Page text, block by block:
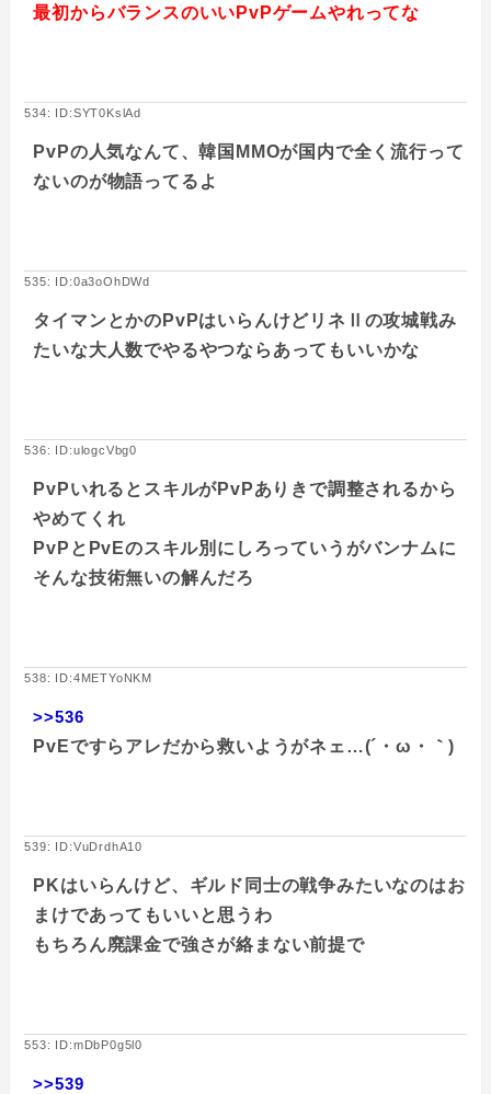
最初からバランスのいいPvPゲームやれってな
534: ID:SYT0KslAd
PvPの人気なんて、韓国MMOが国内で全く流行って
ないのが物語ってるよ
535: ID:0a3oOhDWd
タイマンとかのPvPはいらんけどリネⅡの攻城戦み
たいな大人数でやるやつならあってもいいかな
536: ID:ulogcVbg0
PvPいれるとスキルがPvPありきで調整されるから
やめてくれ
PvPとPvEのスキル別にしろっていうがバンナムに
そんな技術無いの解んだろ
538: ID:4METYoNKM
>>536
PvEですらアレだから救いようがネェ…(´・ω・｀)
539: ID:VuDrdhA10
PKはいらんけど、ギルド同士の戦争みたいなのはお
まけであってもいいと思うわ
もちろん廃課金で強さが絡まない前提で
553: ID:mDbP0g5l0
>>539